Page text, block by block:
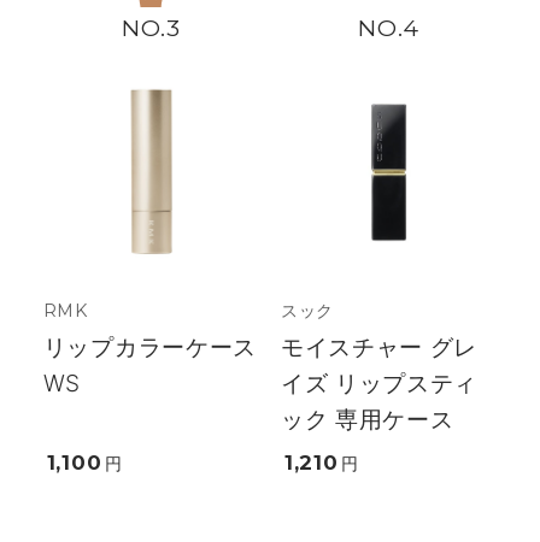
3
RMK
リップカラーケース
WS
1,100 円
4
スック
モイスチャー グレ
イズ リップスティ
ック 専用ケース
1,210 円